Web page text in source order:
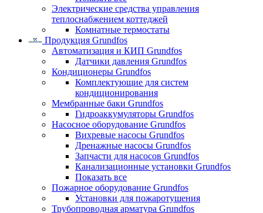
Электрические средства управления
теплоснабжением коттеджей
Комнатные термостаты
Продукция Grundfos
Автоматизация и КИП Grundfos
Датчики давления Grundfos
Кондиционеры Grundfos
Комплектующие для систем
кондиционирования
Мембранные баки Grundfos
Гидроаккумуляторы Grundfos
Насосное оборудование Grundfos
Вихревые насосы Grundfos
Дренажные насосы Grundfos
Запчасти для насосов Grundfos
Канализационные установки Grundfos
Показать все
Пожарное оборудование Grundfos
Установки для пожаротушения
Трубопроводная арматура Grundfos